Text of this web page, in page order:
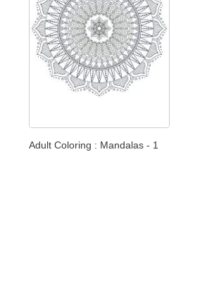
Adult Coloring : Mandalas - 1